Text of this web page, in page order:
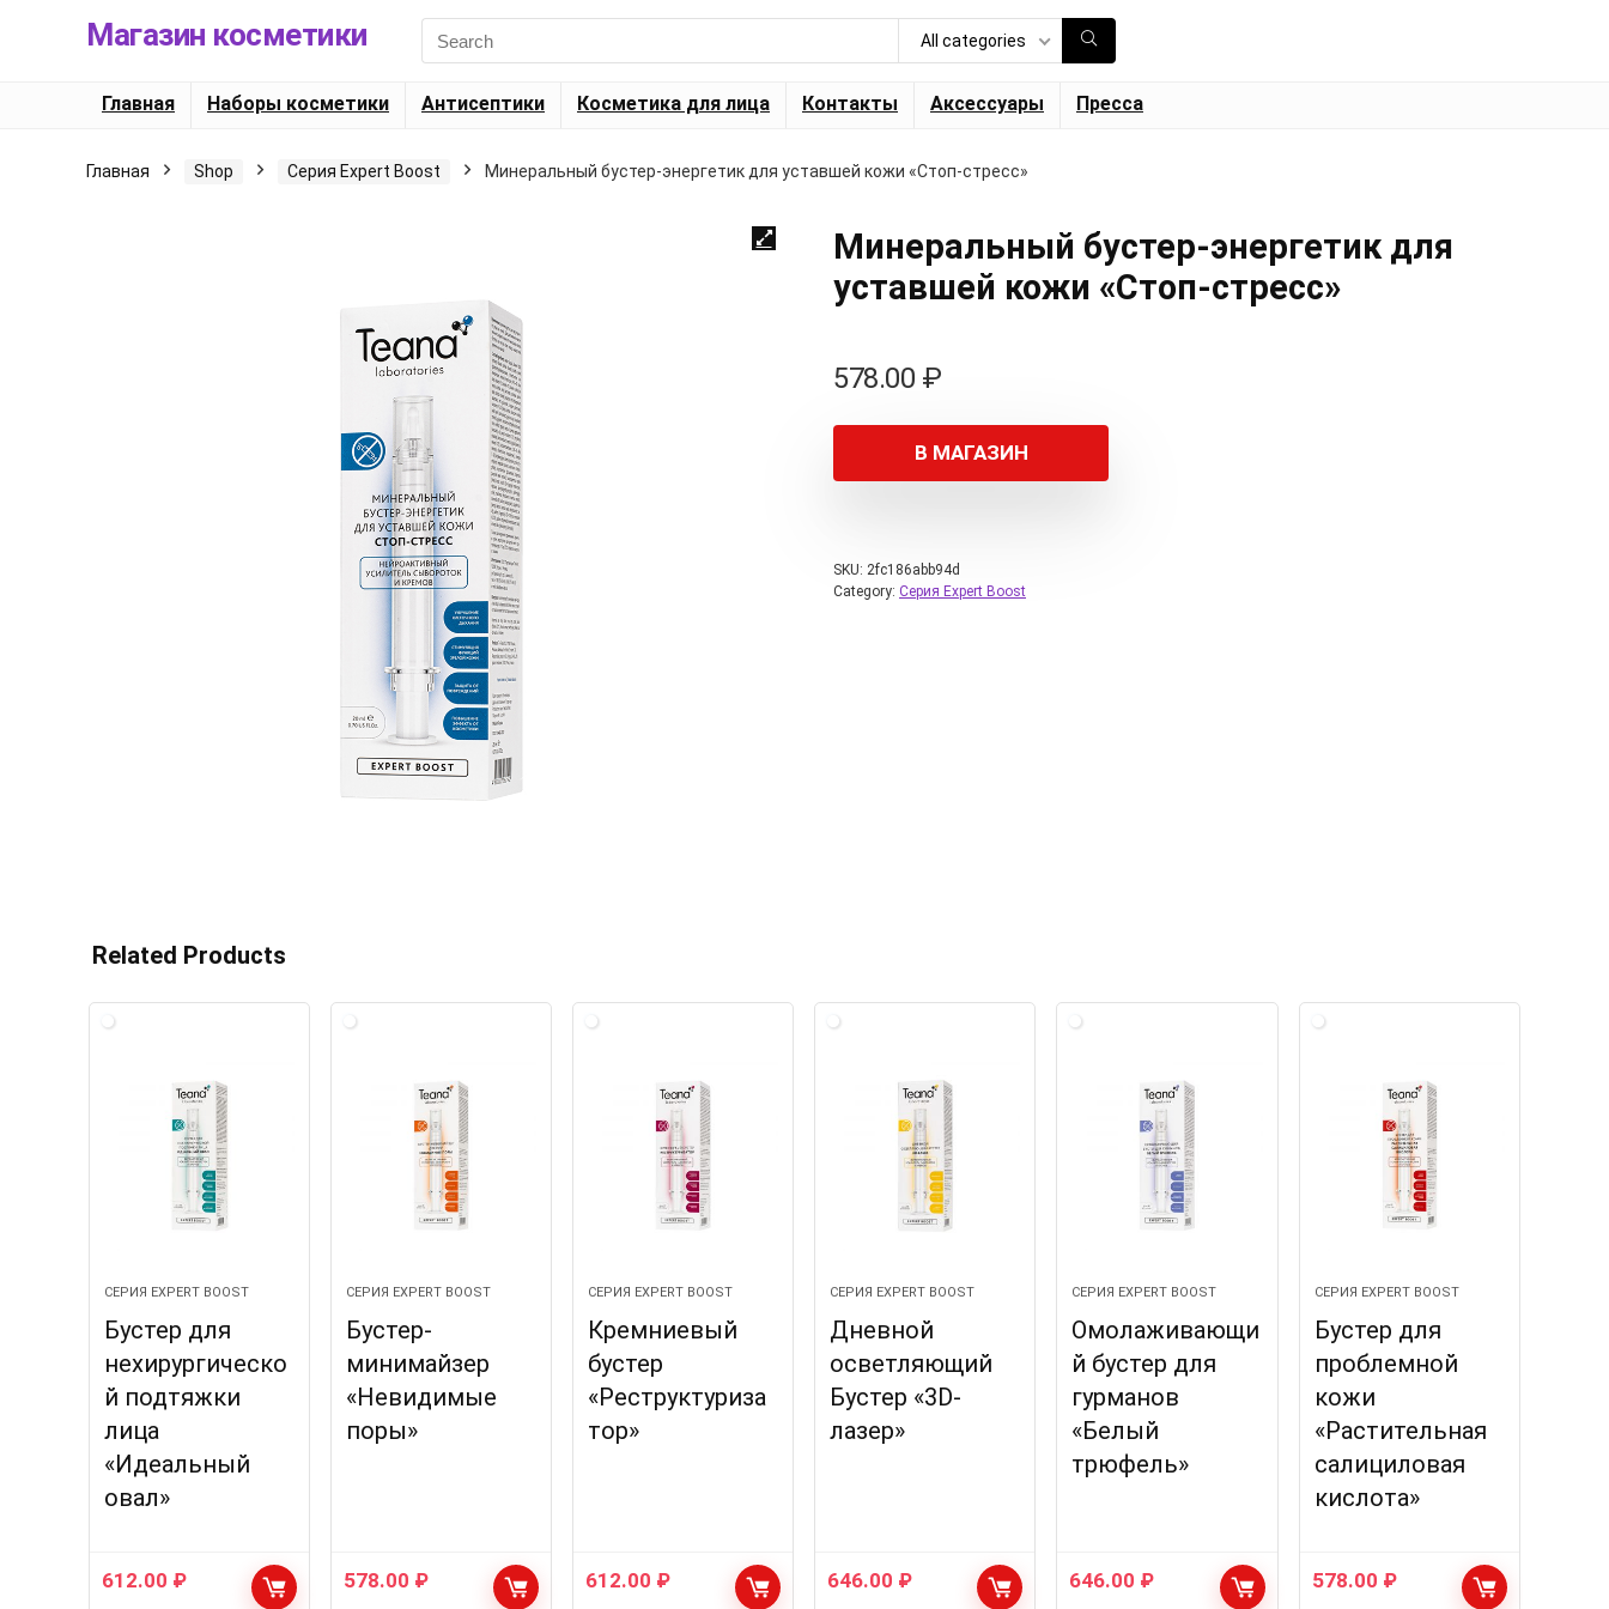
Магазин косметики
Search
for:
All categories
Главная Наборы косметики Антисептики Косметика для лица Контакты Аксессуары Пресса
Главная Shop Серия Expert Boost Минеральный бустер-энергетик для уставшей кожи «Стоп-стресс»
Минеральный бустер-энергетик для
уставшей кожи «Стоп-стресс»
578.00 ₽
В МАГАЗИН
SKU: 2fc186abb94d
Category: Серия Expert Boost
Related Products
СЕРИЯ EXPERT BOOST
Бустер для
нехирургическо
й подтяжки
лица
«Идеальный
овал»
612.00 ₽
СЕРИЯ EXPERT BOOST
Бустер-
минимайзер
«Невидимые
поры»
578.00 ₽
СЕРИЯ EXPERT BOOST
Кремниевый
бустер
«Реструктуриза
тор»
612.00 ₽
СЕРИЯ EXPERT BOOST
Дневной
осветляющий
Бустер «3D-
лазер»
646.00 ₽
СЕРИЯ EXPERT BOOST
Омолаживающи
й бустер для
гурманов
«Белый
трюфель»
646.00 ₽
СЕРИЯ EXPERT BOOST
Бустер для
проблемной
кожи
«Растительная
салициловая
кислота»
578.00 ₽